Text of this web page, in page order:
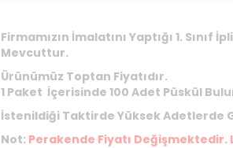
Firmamızın İmalatını Yaptığı 1.
Mevcuttur.
Ürünümüz Toptan Fiyatıdır.
1 Paket İçerisinde 100 Adet Püskül
İstenildiği Taktirde Yüksek Adetlerde
Not: Perakende Fiyatı